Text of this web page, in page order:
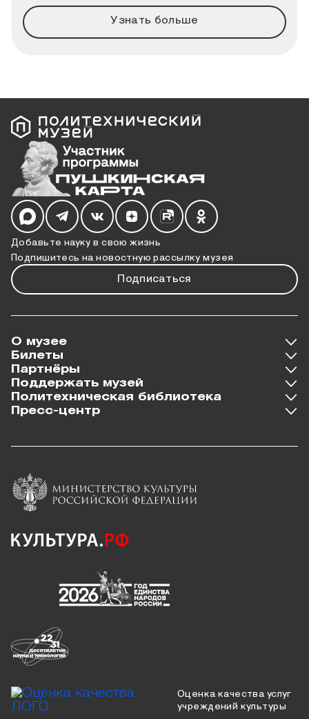
Узнать больше
Добавьте науку в свою жизнь
Подпишитесь на новостную рассылку музея
Подписаться
Мы в социальных сетях
О музее
Билеты
Партнёры
Поддержать музей
Политехническая библиотека
Пресс-центр
Оценка качества услуг
учреждений культуры